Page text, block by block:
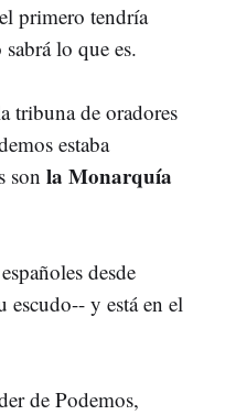
primero tendría
lo que es.
tribuna de oradores
estaba
son la Monarquía
desde
y está en el
de Podemos,